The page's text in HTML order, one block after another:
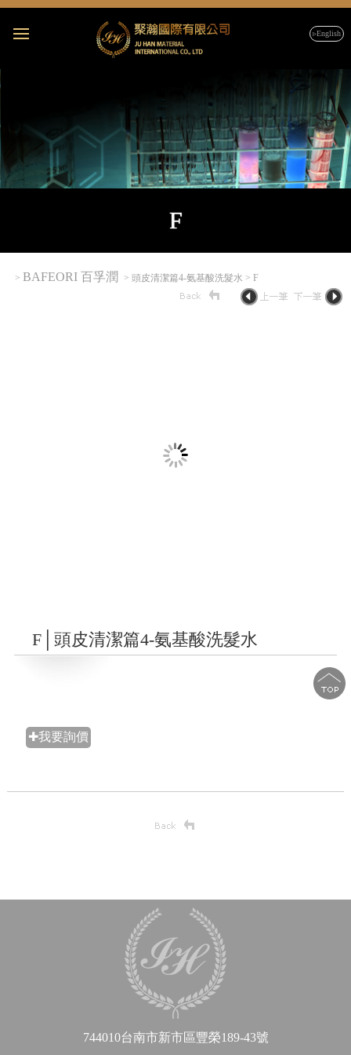
▹English
F
> BAFEORI 百孚潤 > 頭皮清潔篇4-氨基酸洗髮水 > F
F│頭皮清潔篇4-氨基酸洗髮水
✚我要詢價
744010台南市新市區豐榮189-43號